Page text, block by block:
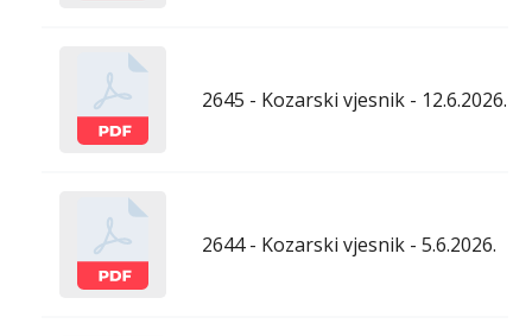
2645 - Kozarski vjesnik - 12.6.2026.
2644 - Kozarski vjesnik - 5.6.2026.